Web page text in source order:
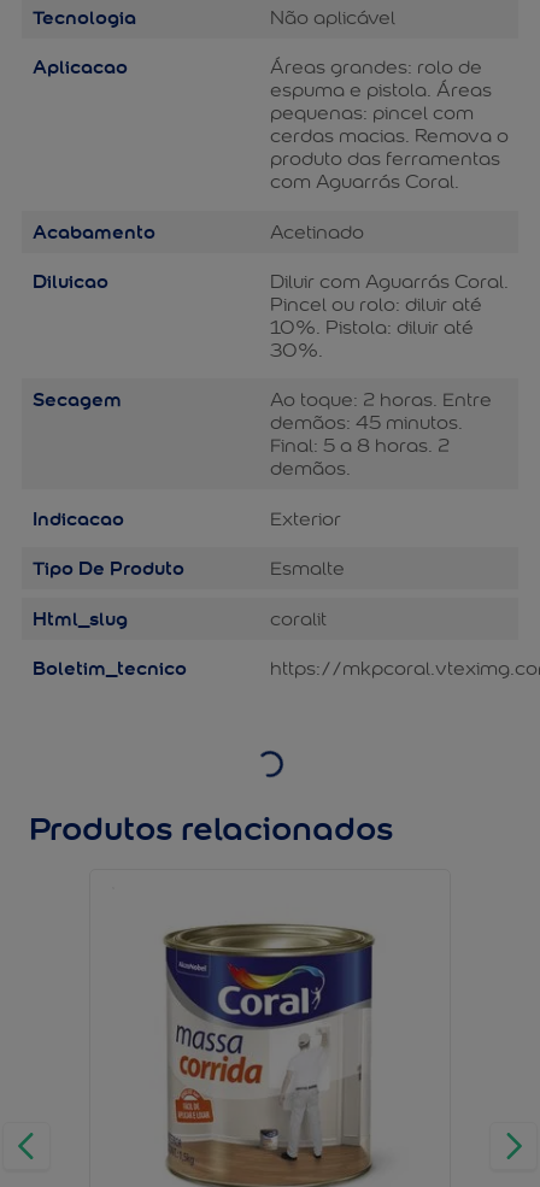
Tecnologia Não aplicável
Aplicacao
Áreas grandes: rolo de
espuma e pistola. Áreas
pequenas: pincel com
cerdas macias. Remova o
produto das ferramentas
com Aguarrás Coral.
Acabamento Acetinado
Diluicao
Diluir com Aguarrás Coral.
Pincel ou rolo: diluir até
10%. Pistola: diluir até
30%.
Secagem
Ao toque: 2 horas. Entre
demãos: 45 minutos.
Final: 5 a 8 horas. 2
demãos.
Indicacao Exterior
Tipo De Produto Esmalte
Html_slug coralit
Boletim_tecnico https://
Produtos relacionados